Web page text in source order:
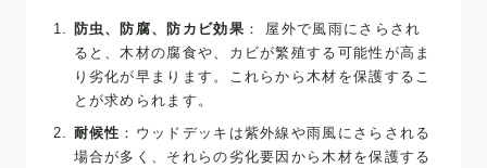
防虫、防腐、防カビ効果 ： 屋外で風雨にさらされ
ると、木材の腐食や、カビが繁殖する可能性が高ま
り劣化が早まります。これらから木材を保護するこ
とが求められます。
耐候性 ：ウッドデッキは紫外線や雨風にさらされる
場合が多く、それらの劣化要因から木材を保護する